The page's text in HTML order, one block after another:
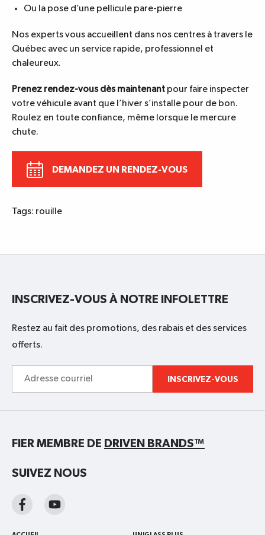
Ou la pose d’une pellicule pare-pierre
Nos experts vous accueillent dans nos centres à travers le
Québec avec un service rapide, professionnel et
chaleureux.
Prenez rendez-vous dès maintenant pour faire inspecter
votre véhicule avant que l’hiver s’installe pour de bon.
Roulez en toute confiance, même lorsque le mercure
chute.
DEMANDEZ UN RENDEZ-VOUS
Tags: rouille
INSCRIVEZ-VOUS À NOTRE INFOLETTRE
Restez au fait des promotions, des rabais et des services
offerts.
INSCRIVEZ-VOUS
FIER MEMBRE DE DRIVEN BRANDS™
SUIVEZ NOUS